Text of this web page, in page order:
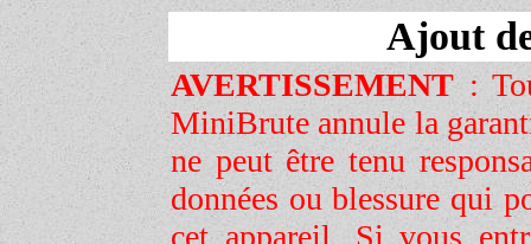
Ajout
AVERTISSEMENT :
MiniBrute annule la
ne peut être tenu
données ou blessure qui
cet appareil. Si vous